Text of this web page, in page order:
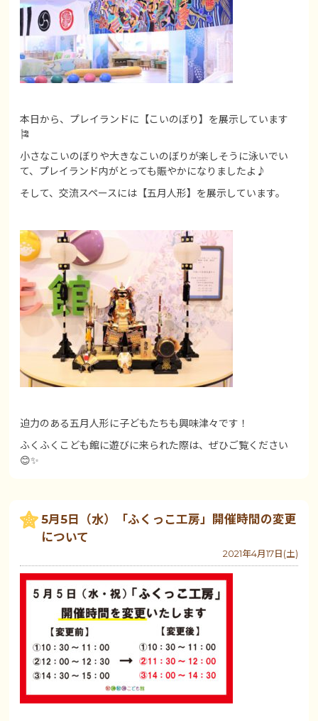
本日から、プレイランドに【こいのぼり】を展示しています
🎏
小さなこいのぼりや大きなこいのぼりが楽しそうに泳いでい
て、プレイランド内がとっても賑やかになりましたよ♪
そして、交流スペースには【五月人形】を展示しています。
迫力のある五月人形に子どもたちも興味津々です！
ふくふくこども館に遊びに来られた際は、ぜひご覧ください
😊✨
5月5日（水）「ふくっこ工房」開催時間の変更
について
2021年4月17日(土)